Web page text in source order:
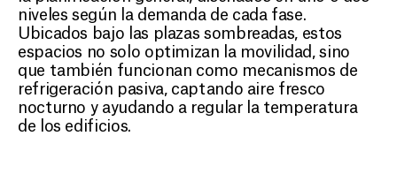
niveles según la demanda de cada fase.
Ubicados bajo las plazas sombreadas, estos
espacios no solo optimizan la movilidad, sino
que también funcionan como mecanismos de
refrigeración pasiva, captando aire fresco
nocturno y ayudando a regular la temperatura
de los edificios.